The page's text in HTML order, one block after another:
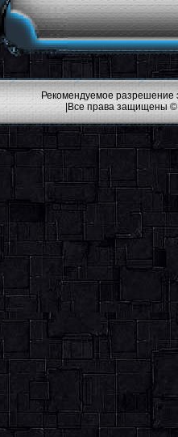
Рекомендуемое разрешение
|Все права защищены